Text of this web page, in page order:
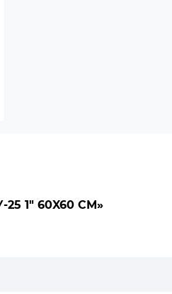
1" 60X60 СМ»